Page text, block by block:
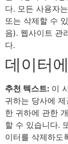
다. 모든 사용자
또는 삭제할 수
음). 웹사이트 관
다.
데이터
추천 텍스트: 이
귀하는 당사에
한 귀하에 관한
할 수 있습니다.
이터를 삭제하도